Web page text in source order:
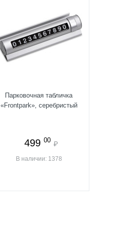
Парковочная табличка
«Frontpark», серебристый
499 00 ₽
В наличии: 1378